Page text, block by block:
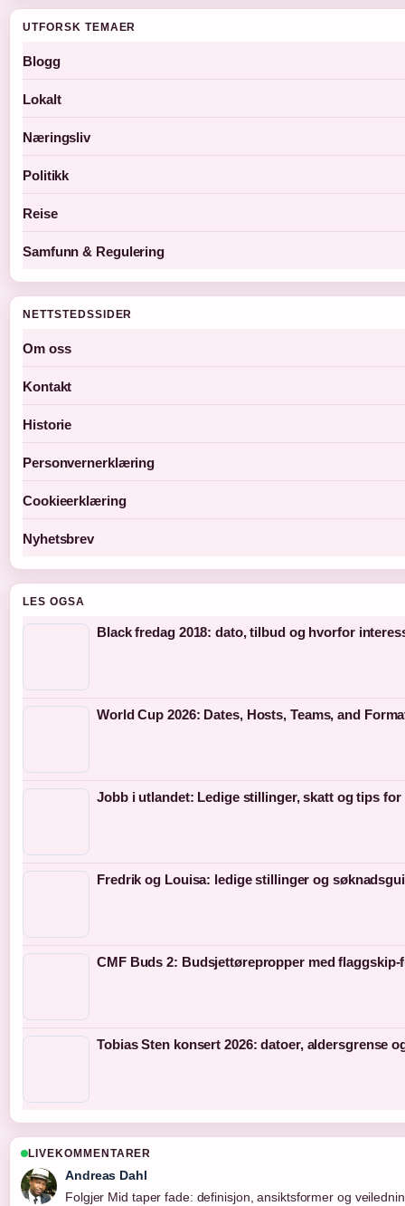
UTFORSK TEMAER
Blogg
Lokalt
Næringsliv
Politikk
Reise
Samfunn & Regulering
NETTSTEDSSIDER
Om oss
Kontakt
Historie
Personvernerklæring
Cookieerklæring
Nyhetsbrev
LES OGSA
Black fredag 2018: dato, tilbud og hvorfor
World Cup 2026: Dates, Hosts, Teams, and
Jobb i utlandet: Ledige stillinger, skatt og tips for
Fredrik og Louisa: ledige stillinger og
CMF Buds 2: Budsjettørepropper med
Tobias Sten konsert 2026: datoer, aldersgrense
LIVEKOMMENTARER
Andreas Dahl
Folgjer Mid taper fade: definisjon, ansiktsformer og